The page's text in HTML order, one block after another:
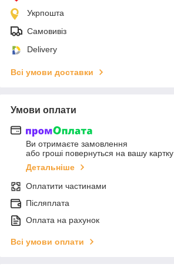
Укрпошта
Самовивіз
Delivery
Всі умови доставки
Умови оплати
Ви отримаєте замовлення
або гроші повернуться на вашу картку
Детальніше
Оплатити частинами
Післяплата
Оплата на рахунок
Всі умови оплати